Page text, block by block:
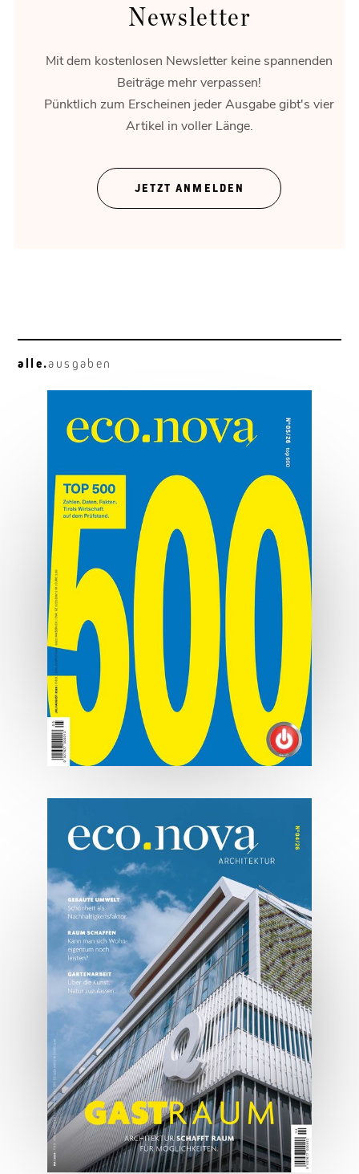
Theater ohne Zeigefinger
Gregor Bloéb über „Feuernacht“. Und mehr.
Hauben, Herz und Hauptplatz.
MEHR ERFAHREN
Newsletter
Mit dem kostenlosen Newsletter keine spannenden
Beiträge mehr verpassen!
Pünktlich zum Erscheinen jeder Ausgabe gibt's vier
Artikel in voller Länge.
JETZT ANMELDEN
alle.ausgaben
07/2026
Tirols Top 500 - Juli/August
2026
JETZT BESTELLEN
ONLINE LESEN